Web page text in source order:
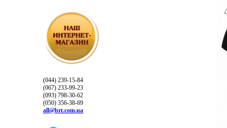
(044) 239-15-84
(067) 233-99-23
(093) 798-30-62
(050) 356-38-69
all@brt.com.ua